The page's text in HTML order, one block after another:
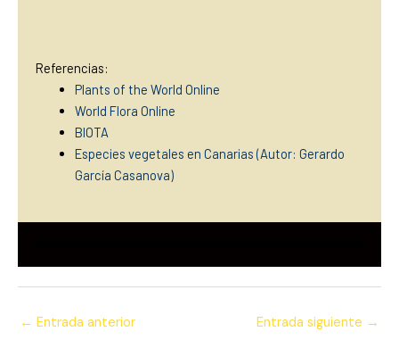
Referencias:
Plants of the World Online
World Flora Online
BIOTA
Especies vegetales en Canarias (Autor: Gerardo
García Casanova)
← Entrada anterior Entrada siguiente →